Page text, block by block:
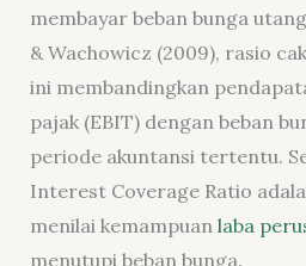
membayar beban bunga
& Wachowicz (2009), rasio
ini membandingkan
pajak (EBIT) dengan beban
periode akuntansi tertentu.
Interest Coverage Ratio
menilai kemampuan laba
menutupi beban bunga.